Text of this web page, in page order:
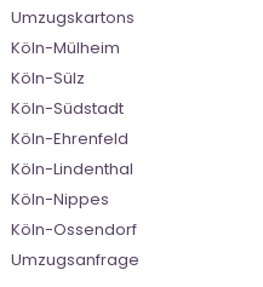
Umzugskartons
Köln-Mülheim
Köln-Sülz
Köln-Südstadt
Köln-Ehrenfeld
Köln-Lindenthal
Köln-Nippes
Köln-Ossendorf
Umzugsanfrage